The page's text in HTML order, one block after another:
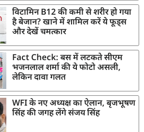
विटामिन B12 की कमी से शरीर हो गया
है बेजान? खाने में शामिल करें ये फूड्स
और देखें चमत्कार
Fact Check: बस में लटकते सीएम
भजनलाल शर्मा की ये फोटो असली,
लेकिन दावा गलत
WFI के नए अध्यक्ष का ऐलान, बृजभूषण
सिंह की जगह लेंगे संजय सिंह